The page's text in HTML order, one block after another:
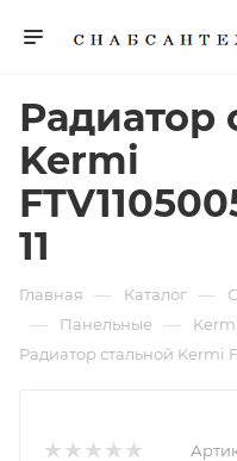
Радиатор
Kermi
11
Главная — Каталог —
— Панельные — Kermi
Радиатор стальной Kermi